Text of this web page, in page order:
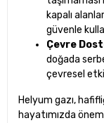
kapalı
güvenle
Çevre
doğada
çevresel
Helyum gazı,
hayatımızda